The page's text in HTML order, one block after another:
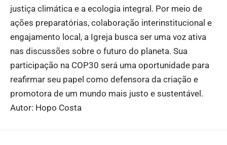
justiça climática e a ecologia integral. Por meio de
ações preparatórias, colaboração interinstitucional e
engajamento local, a Igreja busca ser uma voz ativa
nas discussões sobre o futuro do planeta. Sua
participação na COP30 será uma oportunidade para
reafirmar seu papel como defensora da criação e
promotora de um mundo mais justo e sustentável.
Autor: Hopo Costa